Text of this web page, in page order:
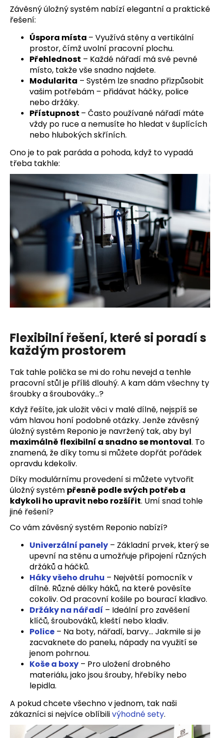
Závěsný úložný systém nabízí elegantní a praktické
řešení:
Úspora místa – Využívá stěny a vertikální
prostor, čímž uvolní pracovní plochu.
Přehlednost –⁠⁠⁠⁠⁠⁠ Každé nářadí má své pevné
místo, takže vše snadno najdete.
Modularita –⁠⁠⁠⁠⁠⁠ Systém lze snadno přizpůsobit
vašim potřebám – přidávat háčky, police
nebo držáky.
Přístupnost – Často používané nářadí máte
vždy po ruce a nemusíte ho hledat v šuplících
nebo hlubokých skříních.
Ono je to pak paráda a pohoda, když to vypadá
třeba takhle:
Flexibilní řešení, které si poradí s
každým prostorem
Tak tahle polička se mi do rohu nevejd a tenhle
pracovní stůl je příliš dlouhý. A kam dám všechny ty
šroubky a šroubováky…?
Když řešíte, jak uložit věci v malé dílně, nejspíš se
vám hlavou honí podobné otázky. Jenže závěsný
úložný systém Reponio je navržený tak, aby byl
maximálně flexibilní a snadno se montoval. To
znamená, že díky tomu si můžete dopřát pořádek
opravdu kdekoliv.
Díky modulárnímu provedení si můžete vytvořit
úložný systém přesně podle svých potřeb a
kdykoli ho upravit nebo rozšířit. Umí snad tohle
jiné řešení?
Co vám závěsný systém Reponio nabízí?
Univerzální panely – Základní prvek, který se
upevní na stěnu a umožňuje připojení různých
držáků a háčků.
Háky všeho druhu – Největší pomocník v
dílně. Různé délky háků, na které pověsíte
cokoliv. Od pracovní košile po bourací kladivo.
Držáky na nářadí – Ideální pro zavěšení
klíčů, šroubováků, kleští nebo kladiv.
Police – Na boty, nářadí, barvy… Jakmile si je
zacvaknete do panelu, nápady na využití se
jenom pohrnou.
Koše a boxy – Pro uložení drobného
materiálu, jako jsou šrouby, hřebíky nebo
lepidla.
A pokud chcete všechno v jednom, tak naši
zákazníci si nejvíce oblíbilivýhodné sety.